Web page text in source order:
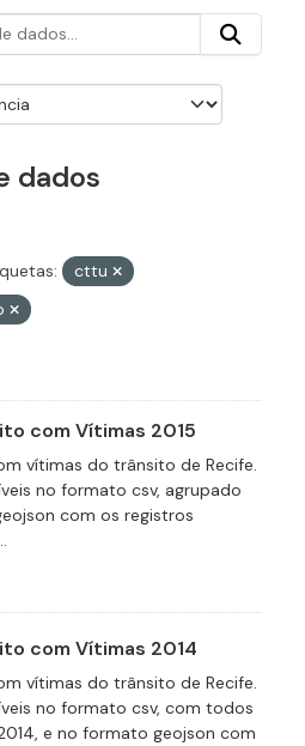
dados
cttu
com Vítimas 2015
vítimas do trânsito de Recife.
no formato csv, agrupado
com os registros
com Vítimas 2014
vítimas do trânsito de Recife.
no formato csv, com todos
e no formato geojson com